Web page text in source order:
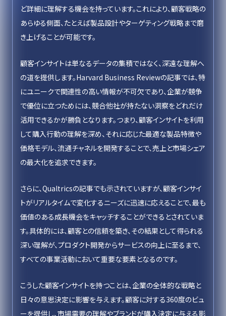
ど詳細に理解する機会を持っています。これにより、顧客戦略の
あらゆる側面、たとえば製品設計やターゲティング戦略まで磨
き上げることが可能です。
顧客インサイトは単なるデータの集積ではなく、深遠な理解へ
の道を提供します。Harvard Business Reviewの記事では、特
にユニークで関連性の高い情報が不可欠であり、企業が競争
で優位に立つためには、競合他社が持たない洞察をどれだけ
活用できるかが勝負となります。つまり、顧客インサイトを利用
して購入行動の理解を深め、それに応じた最適な製品特徴や
価格モデル、流通チャネルを開発することで、売上と市場シェア
の最大化を追求できます。
さらに、Qualtricsの記事でも示されていますが、顧客インサイ
トがリアルタイムで変化するニーズに迅速に応えることで、最も
価値のある成長機会をキャッチすることができるとされていま
す。具体的には、顧客との信頼を築き、その結果として得られる
深い理解が、プロダクト開発からサービスの向上に至るまで、
すべての事業活動において重要な要素となるのです。
こうした顧客インサイトを持つことは、企業の全体的な戦略と
日々の意思決定に影響を与えます。顧客に対する360度のビュ
ーを提供し、市場需要の理解やブランドが購入決定に与える影